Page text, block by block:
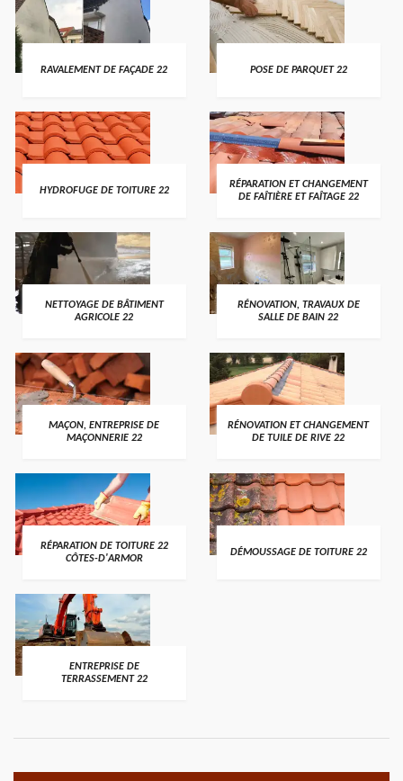
RAVALEMENT DE FAÇADE 22 POSE DE PARQUET 22
HYDROFUGE DE TOITURE 22
RÉPARATION ET CHANGEMENT
DE FAÎTIÈRE ET FAÎTAGE 22
NETTOYAGE DE BÂTIMENT
AGRICOLE 22
RÉNOVATION, TRAVAUX DE
SALLE DE BAIN 22
MAÇON, ENTREPRISE DE
MAÇONNERIE 22
RÉNOVATION ET CHANGEMENT
DE TUILE DE RIVE 22
RÉPARATION DE TOITURE 22
CÔTES-D'ARMOR
DÉMOUSSAGE DE TOITURE 22
ENTREPRISE DE
TERRASSEMENT 22